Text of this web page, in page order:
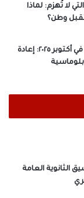
لا تُهزم: لماذا
وطن؟
د. بلال بدوي يكتب.. السيسي في أكتوبر ٢٠٢٥: إعادة
الثانوية العامة